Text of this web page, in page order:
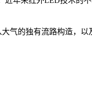
气的独有流路构造， 以